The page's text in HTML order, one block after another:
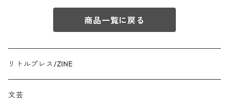
商品一覧に戻る
リトルプレス/ZINE
文芸